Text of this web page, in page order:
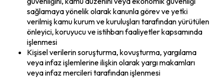
sağlamaya yönelik olarak kanunla görev ve yetki
verilmiş kamu kurum ve kuruluşları tarafından yürütülen
önleyici, koruyucu ve istihbarı faaliyetler kapsamında
işlenmesi
Kişisel verilerin soruşturma, kovuşturma, yargılama
veya infaz işlemlerine ilişkin olarak yargı makamları
veya infaz mercileri tarafından işlenmesi